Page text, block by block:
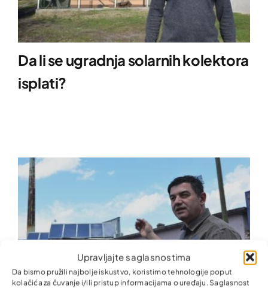
Upravljajte saglasnostima
Da bismo pružili najbolje iskustvo, koristimo tehnologije poput
kolačića za čuvanje i/ili pristup informacijama o uređaju. Saglasnost
Da li se ugradnja solarnih kolektora
isplati?